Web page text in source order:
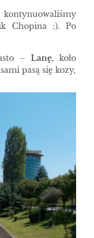
Chopina :). Po
– Lanę, koło
pasą się kozy,